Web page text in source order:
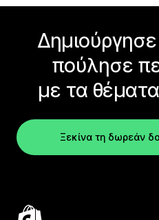
πούλησε
με τα
Ξεκίνα τη δωρεάν